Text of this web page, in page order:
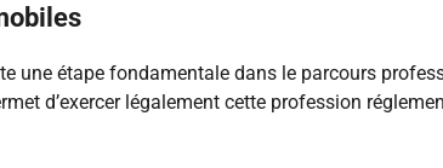
une étape fondamentale dans le parcours
d’exercer légalement cette profession